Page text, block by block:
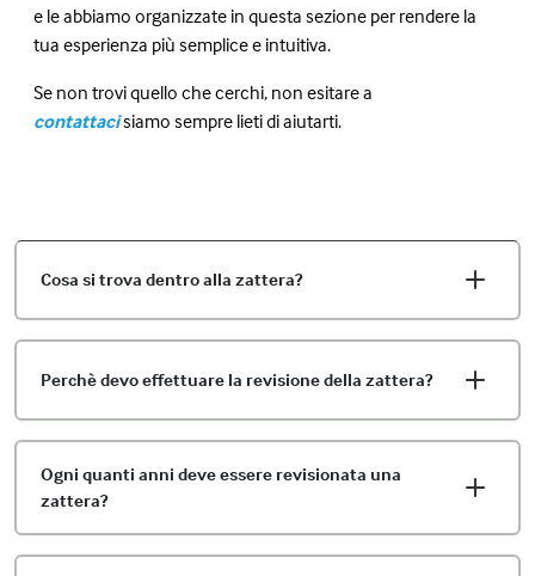
e le abbiamo organizzate in questa sezione per rendere la
tua esperienza più semplice e intuitiva.
Se non trovi quello che cerchi, non esitare a
contattacisiamo sempre lieti di aiutarti.
Cosa si trova dentro alla zattera?
Perchè devo effettuare la revisione della zattera?
Ogni quanti anni deve essere revisionata una
zattera?